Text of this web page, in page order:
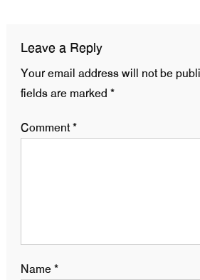
Leave a Reply
Your email address will not be
fields are marked *
Comment*
Name*